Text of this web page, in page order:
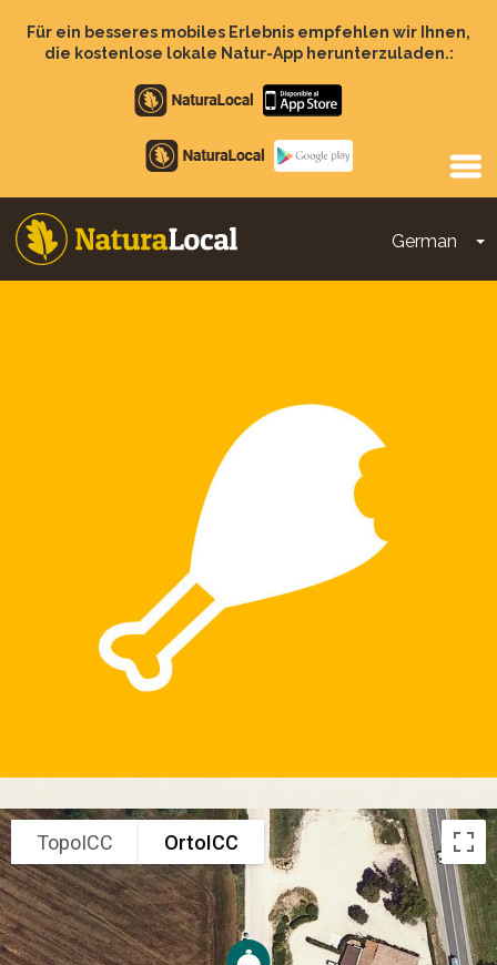
zumFür ein besseres mobiles Erlebnis empfehlen wir Ihnen,
die kostenlose lokale Natur-App herunterzuladen.:
Apple
store
Google
Play
German
Main
TopoICC OrtoICC